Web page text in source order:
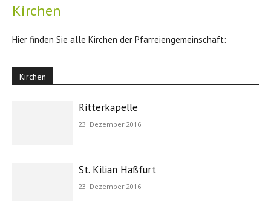
Kirchen
Hier finden Sie alle Kirchen der Pfarreiengemeinschaft:
Kirchen
Ritterkapelle
23. Dezember 2016
St. Kilian Haßfurt
23. Dezember 2016